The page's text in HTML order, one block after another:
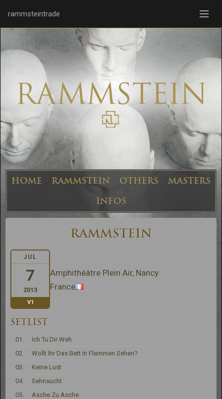
rammsteintrade
HOME RAMMSTEIN OTHERS
MASTERS
INFOS
RAMMSTEIN
JUL
7
2013
V1
Amphithéâtre Plein Air, Nancy
France
SETLIST
01.
Ich Tu Dir Weh
02.
Wollt Ihr Das Bett In Flammen Sehen?
03.
Keine Lust
04.
Sehnsucht
05.
Asche Zu Asche